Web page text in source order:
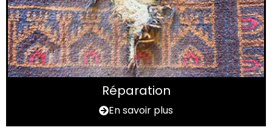
Réparation
En savoir plus